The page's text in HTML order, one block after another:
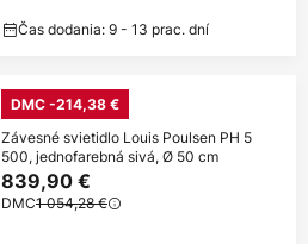
Čas dodania: 9 - 13 prac. dní
DMC -214,38 €
Závesné svietidlo Louis Poulsen PH 5
500, jednofarebná sivá, Ø 50 cm
839,90 €
DMC1 054,28 €